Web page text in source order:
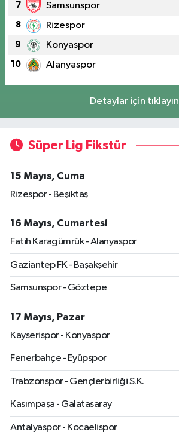
7 Samsunspor
8 Rizespor
9 Konyaspor
10 Alanyaspor
Detaylar için tıklayın
Süper Lig Fikstür
15 Mayıs, Cuma
Rizespor - Beşiktaş
16 Mayıs, Cumartesi
Fatih Karagümrük - Alanyaspor
Gaziantep FK - Başakşehir
Samsunspor - Göztepe
17 Mayıs, Pazar
Kayserispor - Konyaspor
Fenerbahçe - Eyüpspor
Trabzonspor - Gençlerbirliği S.K.
Kasımpaşa - Galatasaray
Antalyaspor - Kocaelispor